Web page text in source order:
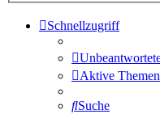
Schnellzugriff
Aktive Themen
Suche